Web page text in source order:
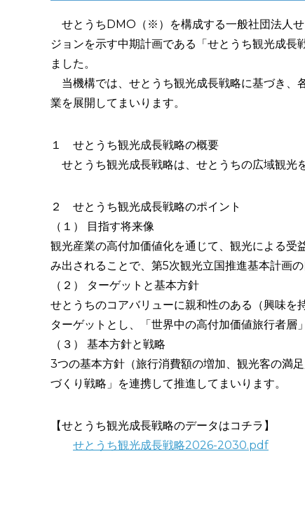
せとうちDMO（※）を構成する一般社団法人せ
ジョンを示す中期計画である「せとうち観光成
ました。
当機構では、せとうち観光成長戦略に基づき、
業を展開してまいります。
１ せとうち観光成長戦略の概要
せとうち観光成長戦略は、せとうちの広域観光
２ せとうち観光成長戦略のポイント
（１） 目指す将来像
観光産業の高付加価値化を通じて、観光による
み出されることで、第5次観光立国推進基本計画
（２） ターゲットと基本方針
せとうちのコアバリューに親和性のある（興味
ターゲットとし、「世界中の高付加価値旅行者層
（３） 基本方針と戦略
3つの基本方針（旅行消費額の増加、観光客の満
づくり戦略」を連携して推進してまいります。
【せとうち観光成長戦略のデータはコチラ】
せとうち観光成長戦略2026-2030.pdf